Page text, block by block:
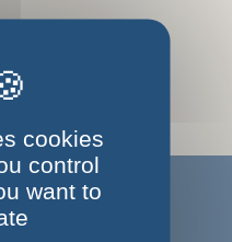
Véran.
cookies
control
want to